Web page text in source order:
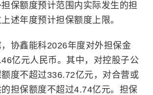
保额度预计范围内实际发生的担
述年度预计担保额度上限。
协鑫能科2026年度对外担保金
亿元人民币。其中，对控股子公
度不超过336.72亿元，对合营或
担保额度不超过4.74亿元。担保